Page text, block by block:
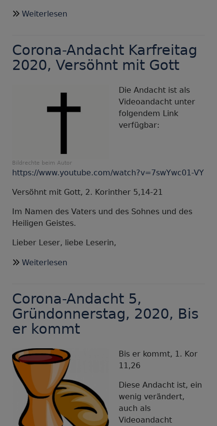
Weiterlesen
in
den
Kirchen
Corona-Andacht Karfreitag
2020, Versöhnt mit Gott
Bildrechte beim Autor
Die Andacht ist als
Videoandacht unter
folgendem Link
verfügbar:
https://www.youtube.com/watch?v=7swYwc01-VY
Versöhnt mit Gott, 2. Korinther 5,14-21
Im Namen des Vaters und des Sohnes und des
Heiligen Geistes.
Lieber Leser, liebe Leserin,
Weiterlesen
Karfreitag
Versöhnt
mit
Corona-Andacht 5,
Gründonnerstag, 2020, Bis
er kommt
Bis er kommt, 1. Kor
11,26
Diese Andacht ist, ein
wenig verändert,
auch als
Videoandacht